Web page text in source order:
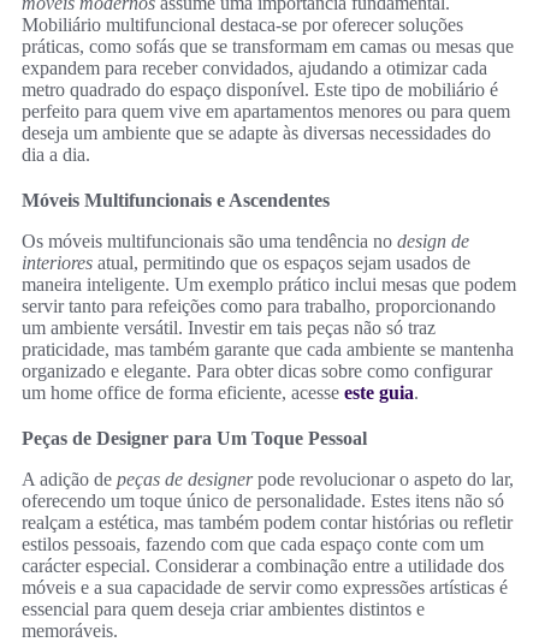
Mobiliário multifuncional destaca-se por oferecer soluções
práticas, como sofás que se transformam em camas ou mesas que
expandem para receber convidados, ajudando a otimizar cada
metro quadrado do espaço disponível. Este tipo de mobiliário é
perfeito para quem vive em apartamentos menores ou para quem
deseja um ambiente que se adapte às diversas necessidades do
dia a dia.
Móveis Multifuncionais e Ascendentes
Os móveis multifuncionais são uma tendência no design de
interiores atual, permitindo que os espaços sejam usados de
maneira inteligente. Um exemplo prático inclui mesas que podem
servir tanto para refeições como para trabalho, proporcionando
um ambiente versátil. Investir em tais peças não só traz
praticidade, mas também garante que cada ambiente se mantenha
organizado e elegante. Para obter dicas sobre como configurar
um home office de forma eficiente, acesse este guia.
Peças de Designer para Um Toque Pessoal
A adição de peças de designerpode revolucionar o aspeto do lar,
oferecendo um toque único de personalidade. Estes itens não só
realçam a estética, mas também podem contar histórias ou refletir
estilos pessoais, fazendo com que cada espaço conte com um
carácter especial. Considerar a combinação entre a utilidade dos
móveis e a sua capacidade de servir como expressões artísticas é
essencial para quem deseja criar ambientes distintos e
memoráveis.